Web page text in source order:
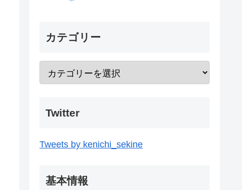
カテゴリー
Twitter
Tweets by kenichi_sekine
基本情報